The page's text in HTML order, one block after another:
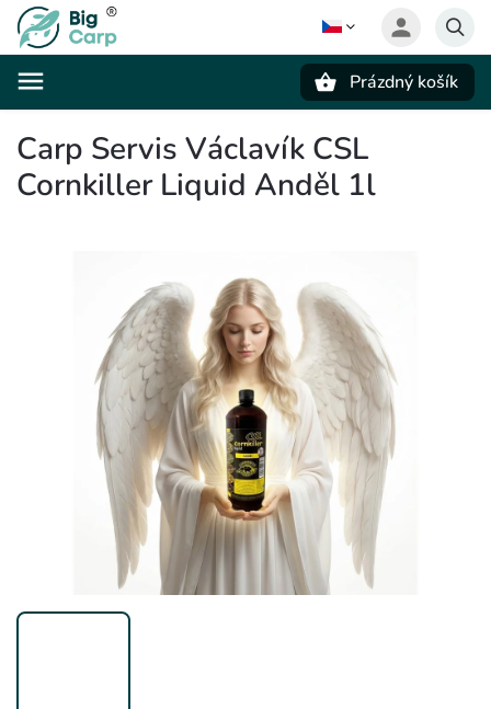
Prázdný košík
Carp Servis Václavík CSL
Cornkiller Liquid Anděl 1l